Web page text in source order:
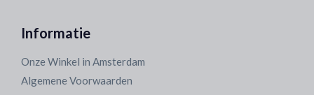
Informatie
Onze Winkel in Amsterdam
Algemene Voorwaarden